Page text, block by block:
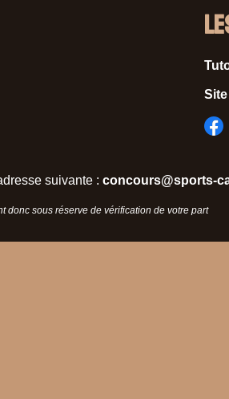
suivante : concours@sports-
donc sous réserve de vérification de votre part